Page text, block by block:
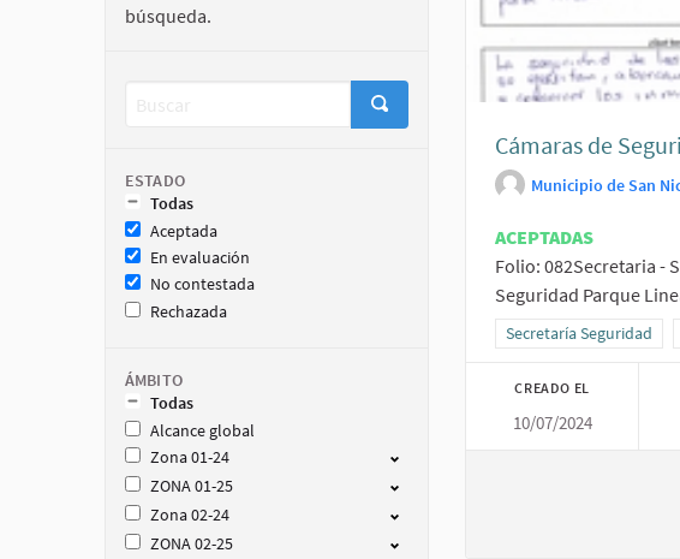
búsqueda.
ESTADO
Todas
Aceptada
En evaluación
No contestada
Rechazada
ÁMBITO
Todas
Alcance global
Zona 01-24
ZONA 01-25
Zona 02-24
ZONA 02-25
Cámaras de
Municipio de San
ACEPTADAS
Folio: 082Secretaria -
Seguridad Parque
Resultados al filtrar por
Secretaría Seguridad
CREADO EL
10/07/2024